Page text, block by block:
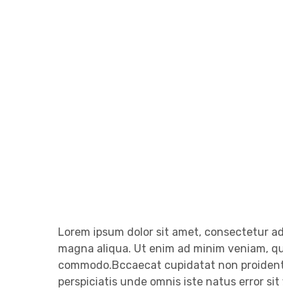
Lorem ipsum dolor sit amet, consectetur
magna aliqua. Ut enim ad minim veniam,
commodo.Bccaecat cupidatat non
perspiciatis unde omnis iste natus error